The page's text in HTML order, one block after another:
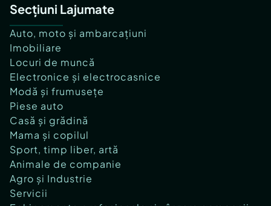
Secțiuni Lajumate
Auto, moto și ambarcațiuni
Imobiliare
Locuri de muncă
Electronice și electrocasnice
Modă și frumusețe
Piese auto
Casă și grădină
Mama și copilul
Sport, timp liber, artă
Animale de companie
Agro și Industrie
Servicii